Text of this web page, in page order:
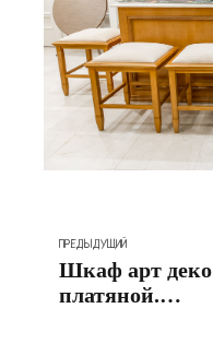
ПРЕДЫДУЩИЙ
Шкаф арт деко
платяной.